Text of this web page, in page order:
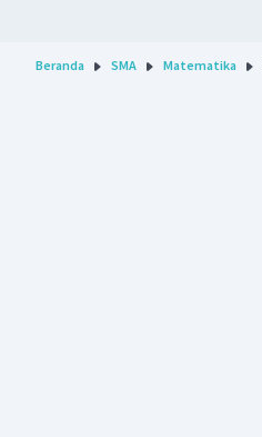
Beranda SMA Matematika